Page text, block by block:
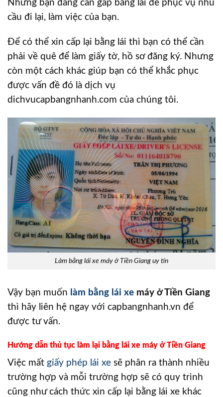
Nhưng bạn đang cần gấp bằng lái để phục vụ nhu
cầu đi lại, làm việc của bạn.
Để có thể xin cấp lại bằng lái thì bạn có thể cần
phải về quê để làm giấy tờ, hồ sơ đăng ký. Nhưng
còn một cách khác giúp bạn có thể khắc phục
được vấn đề đó là dịch vụ
dichvucapbangnhanh.com của chúng tôi.
Làm bằng lái xe máy ở Tiền Giang uy tín
Vậy bạn muốn làm bằng lái xe máy ở Tiền Giang
thì hãy liên hệ ngay với capbangnhanh.vn để
được tư vấn.
Hướng dẫn thủ tục làm lại bằng lái xe máy ở Tiền Giang
Việc mất giấy phép lái xe sẽ phân ra thành nhiều
trường hợp và mỗi trường hợp sẽ có quy trình
cũng như cách thức xin cấp lại bằng lái xe khác